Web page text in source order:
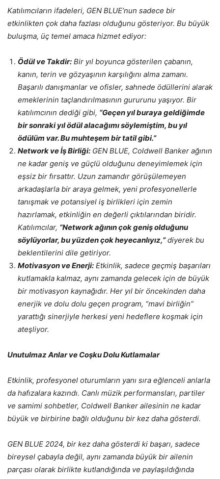
Katılımcıların ifadeleri, GEN BLUE’nun sadece bir
etkinlikten çok daha fazlası olduğunu gösteriyor. Bu büyük
buluşma, üç temel amaca hizmet ediyor:
Ödül ve Takdir: Bir yıl boyunca gösterilen çabanın,
kanın, terin ve gözyaşının karşılığını alma zamanı.
Başarılı danışmanlar ve ofisler, sahnede ödüllerini alarak
emeklerinin taçlandırılmasının gururunu yaşıyor. Bir
katılımcının dediği gibi, “Geçen yıl buraya geldiğimde
bir sonraki yıl ödül alacağımı söylemiştim, bu yıl
ödülüm var. Bu muhteşem bir tatil gibi.”
Network ve İş Birliği: GEN BLUE, Coldwell Banker ağının
ne kadar geniş ve güçlü olduğunu deneyimlemek için
eşsiz bir fırsattır. Uzun zamandır görüşülemeyen
arkadaşlarla bir araya gelmek, yeni profesyonellerle
tanışmak ve potansiyel iş birlikleri için zemin
hazırlamak, etkinliğin en değerli çıktılarından biridir.
Katılımcılar, “Network ağının çok geniş olduğunu
söylüyorlar, bu yüzden çok heyecanlıyız,”diyerek bu
beklentilerini dile getiriyor.
Motivasyon ve Enerji: Etkinlik, sadece geçmiş başarıları
kutlamakla kalmaz, aynı zamanda gelecek için de büyük
bir motivasyon kaynağıdır. Her yıl bir öncekinden daha
enerjik ve dolu dolu geçen program, “mavi birliğin”
yarattığı sinerjiyle herkesi yeni hedeflere koşmak için
ateşliyor.
Unutulmaz Anlar ve Coşku Dolu Kutlamalar
Etkinlik, profesyonel oturumların yanı sıra eğlenceli anlarla
da hafızalara kazındı. Canlı müzik performansları, partiler
ve samimi sohbetler, Coldwell Banker ailesinin ne kadar
büyük ve birbirine bağlı olduğunu bir kez daha gösterdi.
GEN BLUE 2024, bir kez daha gösterdi ki başarı, sadece
bireysel çabayla değil, aynı zamanda büyük bir ailenin
parçası olarak birlikte kutlandığında ve paylaşıldığında